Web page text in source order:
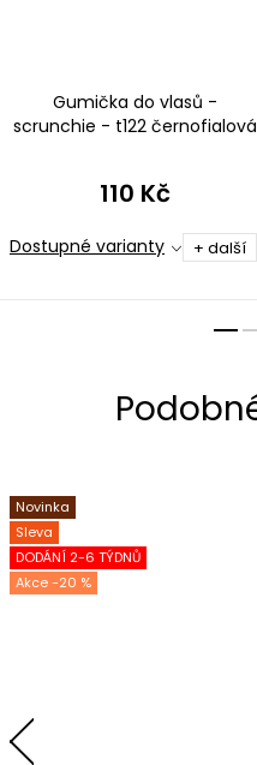
Gumička do vlasů -
scrunchie - t122 černofialová
110 Kč
Dostupné varianty + další
Novinka
Sleva
DODÁNÍ 2-6 TÝDNŮ
-20 %